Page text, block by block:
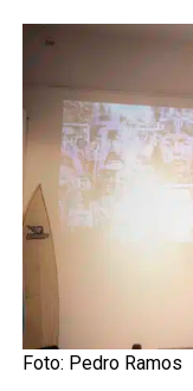
Foto: Pedro Ramos